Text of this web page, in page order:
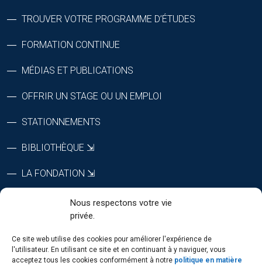
Nous respectons votre vie
privée.
Ce site web utilise des cookies pour améliorer l'expérience de
l'utilisateur. En utilisant ce site et en continuant à y naviguer, vous
acceptez tous les cookies conformément à notre politique en matière
TROUVER VOTRE PROGRAMME D’ÉTUDES
FORMATION CONTINUE
MÉDIAS ET PUBLICATIONS
OFFRIR UN STAGE OU UN EMPLOI
STATIONNEMENTS
BIBLIOTHÈQUE ⇲
LA FONDATION ⇲